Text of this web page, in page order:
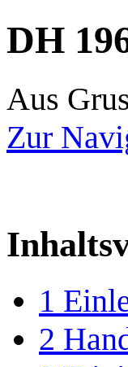
DH
Aus
Zur
1
2